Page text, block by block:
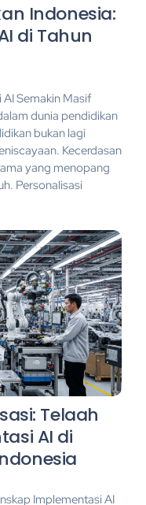
Indonesia:
di Tahun
Semakin Masif
dunia pendidikan
bukan lagi
Kecerdasan
yang menopang
Personalisasi
Telaah
AI di
Implementasi AI